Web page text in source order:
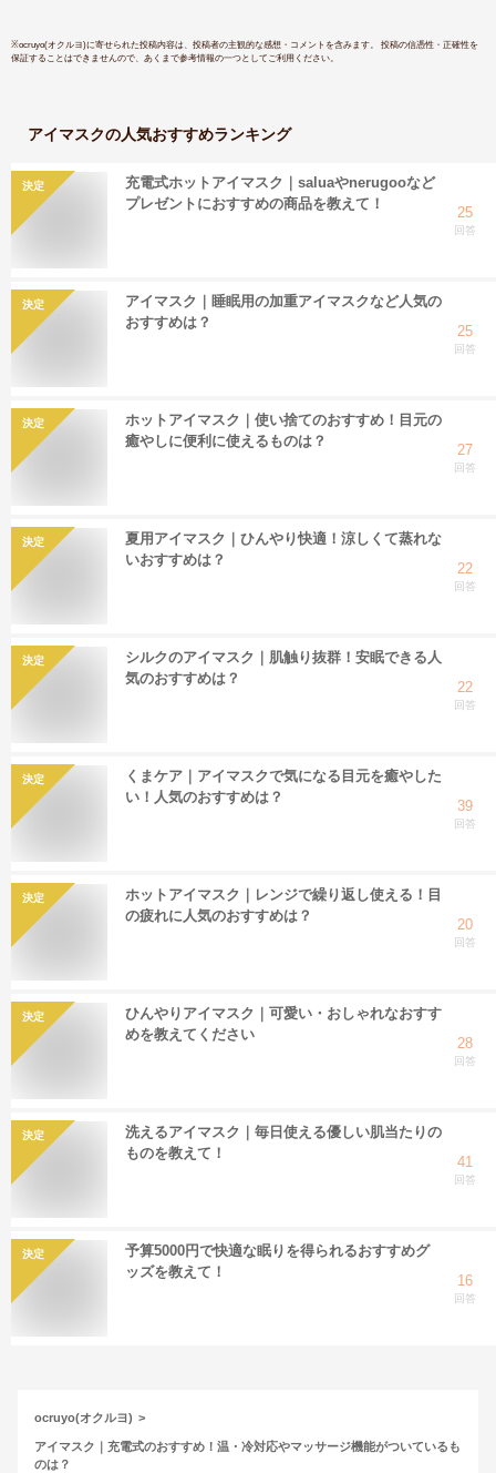
※ocruyo(オクルヨ)に寄せられた投稿内容は、投稿者の主観的な感想・コメントを含みます。 投稿の信憑性・正確性を
保証することはできませんので、あくまで参考情報の一つとしてご利用ください。
アイマスクの人気おすすめランキング
決定
充電式ホットアイマスク｜saluaやnerugooなど
プレゼントにおすすめの商品を教えて！
25
回答
決定
アイマスク｜睡眠用の加重アイマスクなど人気の
おすすめは？
25
回答
決定
ホットアイマスク｜使い捨てのおすすめ！目元の
癒やしに便利に使えるものは？
27
回答
決定
夏用アイマスク｜ひんやり快適！涼しくて蒸れな
いおすすめは？
22
回答
決定
シルクのアイマスク｜肌触り抜群！安眠できる人
気のおすすめは？
22
回答
決定
くまケア｜アイマスクで気になる目元を癒やした
い！人気のおすすめは？
39
回答
決定
ホットアイマスク｜レンジで繰り返し使える！目
の疲れに人気のおすすめは？
20
回答
決定
ひんやりアイマスク｜可愛い・おしゃれなおすす
めを教えてください
28
回答
決定
洗えるアイマスク｜毎日使える優しい肌当たりの
ものを教えて！
41
回答
決定
予算5000円で快適な眠りを得られるおすすめグ
ッズを教えて！
16
回答
ocruyo(オクルヨ)
アイマスク｜充電式のおすすめ！温・冷対応やマッサージ機能がついているも
のは？